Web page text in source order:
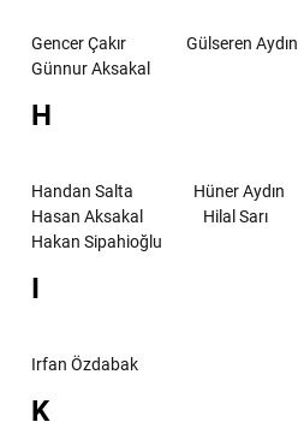
Gencer Çakır
Gülseren Aydın
Günnur Aksakal
H
Handan Salta
Hüner Aydın
Hasan Aksakal
Hilal Sarı
Hakan Sipahioğlu
I
Irfan Özdabak
K